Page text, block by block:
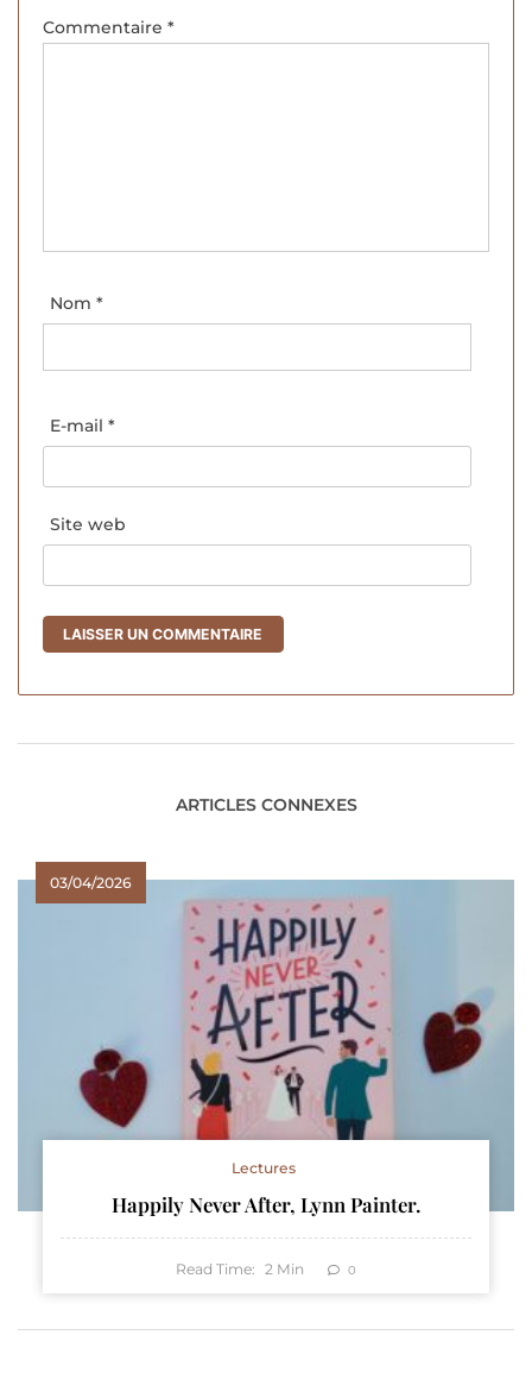
Commentaire *
Nom *
E-mail *
Site web
ARTICLES CONNEXES
03/04/2026
Lectures
Happily Never After, Lynn Painter.
Read Time: 2 Min 0